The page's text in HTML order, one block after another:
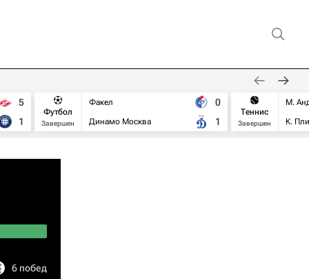
5
1
Футбол
Завершен
Факел
Динамо Москва
0
1
Теннис
Завершен
М.
К.
6 побед